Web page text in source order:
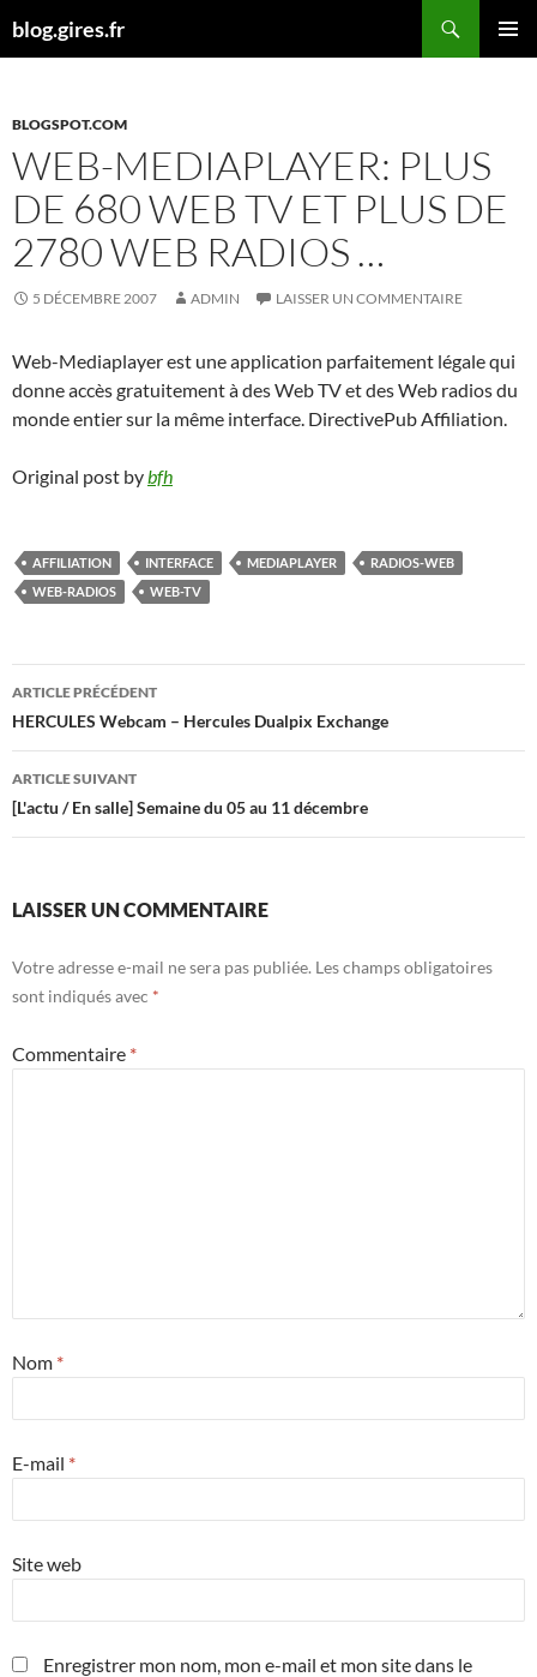
aublog.gires.fr
BLOGSPOT.COM
WEB-MEDIAPLAYER: PLUS
DE 680 WEB TV ET PLUS DE
2780 WEB RADIOS …
5 DÉCEMBRE 2007 ADMIN LAISSER UN COMMENTAIRE
Web-Mediaplayer est une application parfaitement légale qui
donne accès gratuitement à des Web TV et des Web radios du
monde entier sur la même interface. DirectivePub Affiliation.
Original post bybfh
AFFILIATION INTERFACE MEDIAPLAYER
RADIOS-WEB
WEB-RADIOS
WEB-TV
Navigation
des
articles
ARTICLE PRÉCÉDENT
HERCULES Webcam – Hercules Dualpix Exchange
ARTICLE SUIVANT
[L'actu / En salle] Semaine du 05 au 11 décembre
LAISSER UN COMMENTAIRE
Votre adresse e-mail ne sera pas publiée. Les champs obligatoires
sont indiqués avec *
Commentaire *
Nom *
E-mail *
Site web
Enregistrer mon nom, mon e-mail et mon site dans le